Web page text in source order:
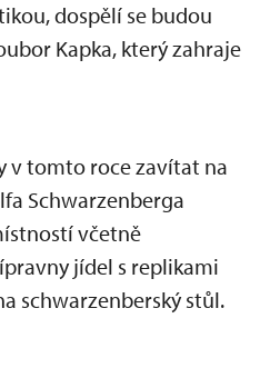
dospělí se budou
Kapka, který zahraje
v tomto roce zavítat na
Schwarzenberga
včetně
jídel s replikami
schwarzenberský stůl.